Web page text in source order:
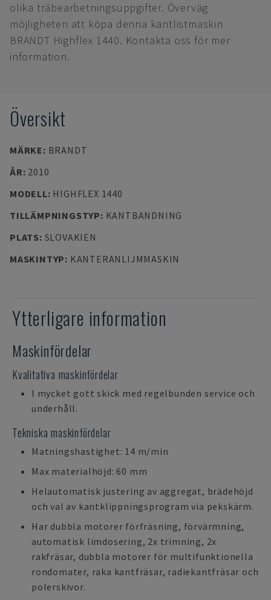
olika träbearbetningsuppgifter. Överväg
möjligheten att köpa denna kantlistmaskin
BRANDT Highflex 1440. Kontakta oss för mer
information.
Översikt
MÄRKE: BRANDT
ÅR: 2010
MODELL: HIGHFLEX 1440
TILLÄMPNINGSTYP: KANTBANDNING
PLATS: SLOVAKIEN
MASKINTYP: KANTERANLIJMMASKIN
Ytterligare information
Maskinfördelar
Kvalitativa maskinfördelar
I mycket gott skick med regelbunden service och
underhåll.
Tekniska maskinfördelar
Matningshastighet: 14 m/min
Max materialhöjd: 60 mm
Helautomatisk justering av aggregat, brädehöjd
och val av kantklippningsprogram via pekskärm.
Har dubbla motorer förfräsning, förvärmning,
automatisk limdosering, 2x trimning, 2x
rakfräsar, dubbla motorer för multifunktionella
rondomater, raka kantfräsar, radiekantfräsar och
polerskivor.